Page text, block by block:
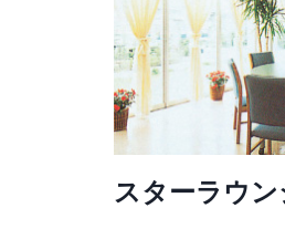
スターラウン